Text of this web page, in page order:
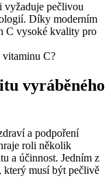
vyžaduje pečlivou
Díky moderním
C vysoké kvality pro
vyráběného
a podpoření
roli několik
a účinnost. Jedním z
který musí být pečlivě